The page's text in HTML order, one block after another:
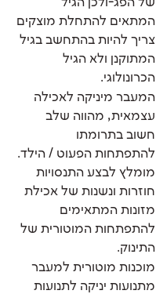
של הפג-ולכן הגיל
המתאים להתחלת מוצקים
צריך להיות בהתחשב בגיל
המתוקנן ולא הגיל
הכרונולוגי.
המעבר מיניקה לאכילה
עצמאית, מהווה שלב
חשוב בתרומתו
להתפתחות הפעוט / הילד.
מומלץ לבצע התנסויות
חוזרות ונשנות של אכילת
מזונות המתאימים
להתפתחות המוטורית של
התינוק.
מוכנות מוטורית למעבר
מתנועות יניקה לתנועות